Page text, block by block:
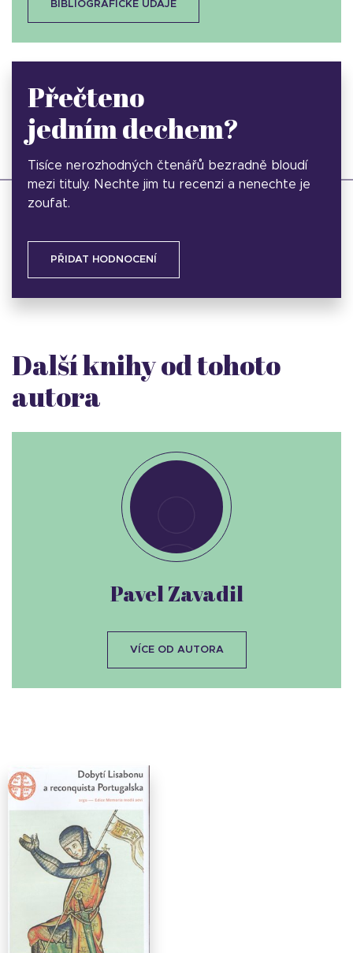
BIBLIOGRAFICKÉ ÚDAJE
Přečteno
jedním dechem?
Tisíce nerozhodných čtenářů bezradně bloudí
mezi tituly. Nechte jim tu recenzi a nenechte je
zoufat.
PŘIDAT HODNOCENÍ
Další knihy od tohoto
autora
Pavel Zavadil
VÍCE OD AUTORA